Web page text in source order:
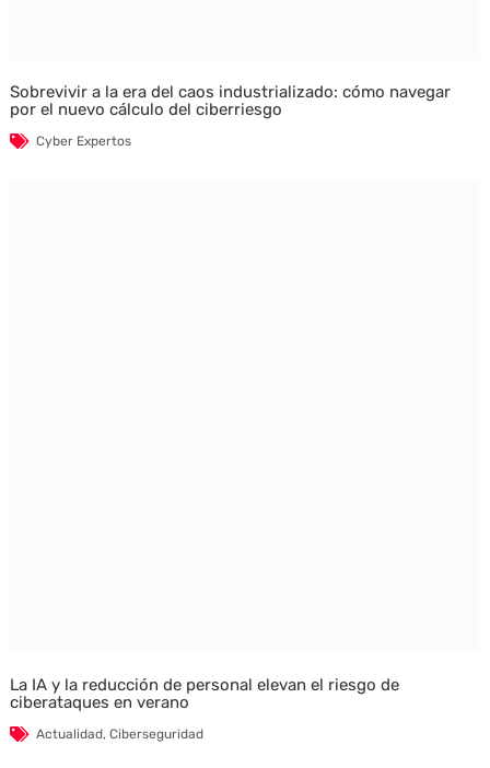
Sobrevivir a la era del caos industrializado: cómo navegar
por el nuevo cálculo del ciberriesgo
Cyber Expertos
La IA y la reducción de personal elevan el riesgo de
ciberataques en verano
Actualidad, Ciberseguridad